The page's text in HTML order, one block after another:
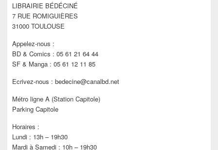
barre
latérale
LIBRAIRIE BÉDÉCINÉ
7 RUE ROMIGUIÈRES
31000 TOULOUSE
Appelez-nous :
BD & Comics : 05 61 21 64 44
SF & Manga : 05 61 12 11 85
Ecrivez-nous : bedecine@canalbd.net
Métro ligne A (Station Capitole)
Parking Capitole
Horaires :
Lundi : 13h – 19h30
Mardi à Samedi : 10h – 19h30